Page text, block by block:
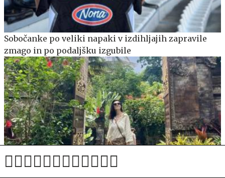
Sobočanke po veliki napaki v izdihljajih zapravile
zmago in po podaljšku izgubile